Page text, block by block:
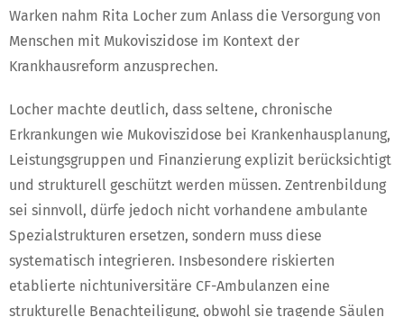
Warken nahm Rita Locher zum Anlass die Versorgung von
Menschen mit Mukoviszidose im Kontext der
Krankhausreform anzusprechen.
Locher machte deutlich, dass seltene, chronische
Erkrankungen wie Mukoviszidose bei Krankenhausplanung,
Leistungsgruppen und Finanzierung explizit berücksichtigt
und strukturell geschützt werden müssen. Zentrenbildung
sei sinnvoll, dürfe jedoch nicht vorhandene ambulante
Spezialstrukturen ersetzen, sondern muss diese
systematisch integrieren. Insbesondere riskierten
etablierte nichtuniversitäre CF-Ambulanzen eine
strukturelle Benachteiligung, obwohl sie tragende Säulen